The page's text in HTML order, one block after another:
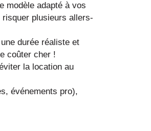
modèle adapté à vos
plusieurs allers-
durée réaliste et
coûter cher !
la location au
événements pro),